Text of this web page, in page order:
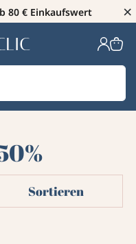
80 € Einkaufswert ×
Sortieren